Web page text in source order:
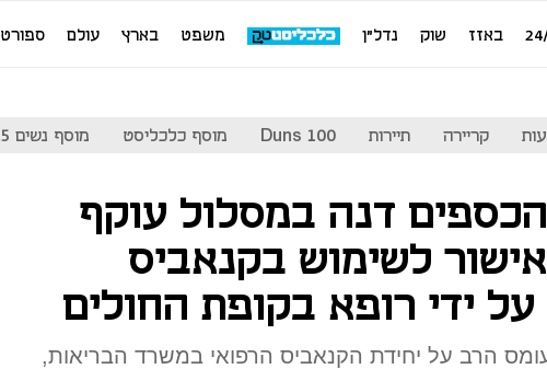
באזז שוק נדל"ן משפט בארץ עולם ספורט
קריירה תיירות Duns 100 מוסף כלכליסט מוסף נשים 2025
דנה במסלול עוקף
לשימוש בקנאביס
על ידי רופא בקופת החולים
הרב על יחידת הקנאביס הרפואי במשרד הבריאות,